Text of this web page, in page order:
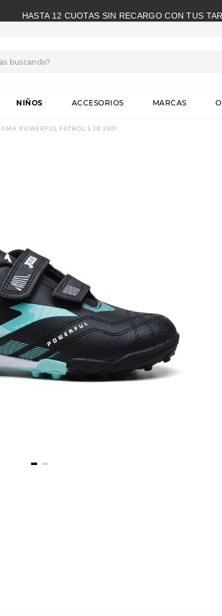
HASTA 12 CUOTAS SIN RECARGO CON TUS
NIÑOS ACCESORIOS MARCAS
POWERFUL FÚTBOL 5 JR 2501